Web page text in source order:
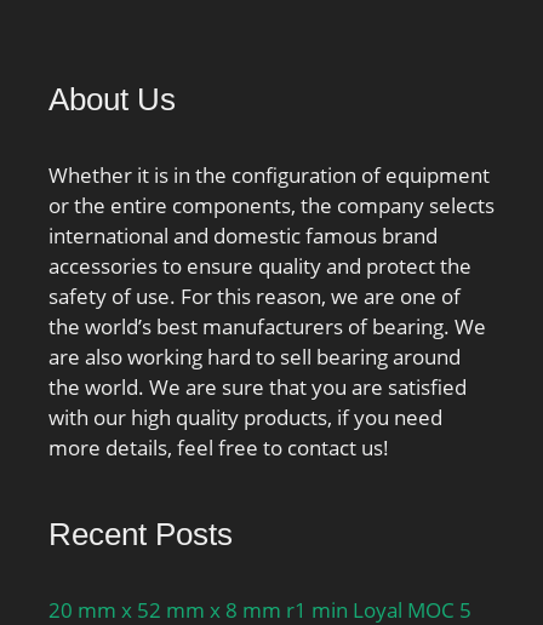
About Us
Whether it is in the configuration of equipment
or the entire components, the company selects
international and domestic famous brand
accessories to ensure quality and protect the
safety of use. For this reason, we are one of
the world’s best manufacturers of bearing. We
are also working hard to sell bearing around
the world. We are sure that you are satisfied
with our high quality products, if you need
more details, feel free to contact us!
Recent Posts
20 mm x 52 mm x 8 mm r1 min Loyal MOC 5